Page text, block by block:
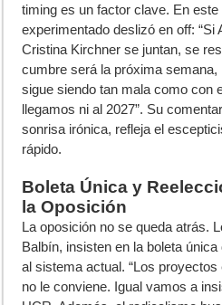
timing es un factor clave. En
experimentado deslizó en off:
Cristina Kirchner se juntan, se
cumbre será la próxima
sigue siendo tan mala como con
llegamos ni al 2027”. Su
sonrisa irónica, refleja el
rápido.
Boleta Única y
la Oposición
La oposición no se queda atrás.
Balbín, insisten en la boleta
al sistema actual. “Los
no le conviene. Igual vamos a